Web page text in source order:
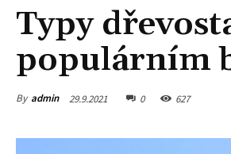
Typy
populárním
By admin 29.9.2021 0 627